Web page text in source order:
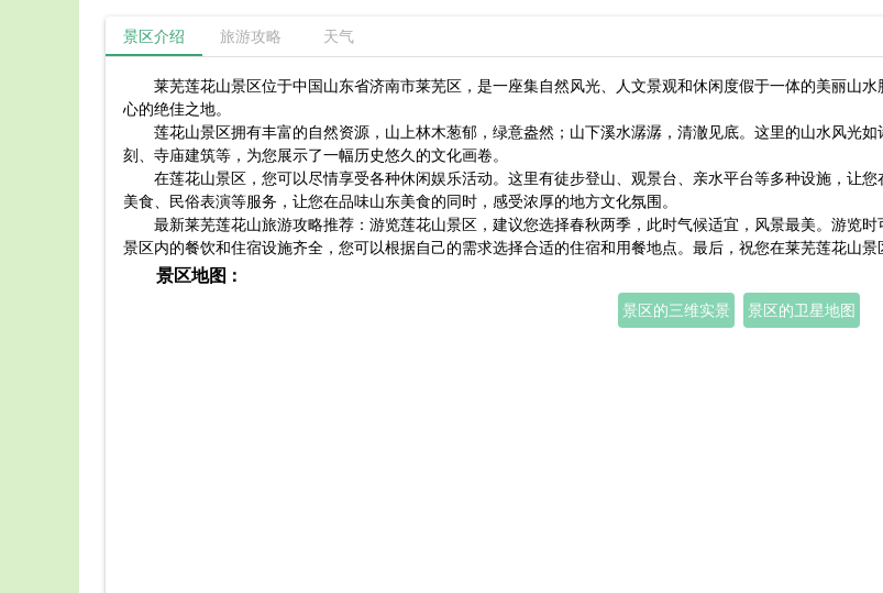
景区介绍 旅游攻略 天气
莱芜莲花山景区位于中国山东省济南市莱芜区，是一座集自然风光、人文景观和休闲度假于一体的美丽山
心的绝佳之地。
莲花山景区拥有丰富的自然资源，山上林木葱郁，绿意盎然；山下溪水潺潺，清澈见底。这里的山水风光
刻、寺庙建筑等，为您展示了一幅历史悠久的文化画卷。
在莲花山景区，您可以尽情享受各种休闲娱乐活动。这里有徒步登山、观景台、亲水平台等多种设施，让
美食、民俗表演等服务，让您在品味山东美食的同时，感受浓厚的地方文化氛围。
最新莱芜莲花山旅游攻略推荐：游览莲花山景区，建议您选择春秋两季，此时气候适宜，风景最美。游览
景区内的餐饮和住宿设施齐全，您可以根据自己的需求选择合适的住宿和用餐地点。最后，祝您在莱芜莲花山景
景区地图：
景区的三维实景 景区的卫星地图